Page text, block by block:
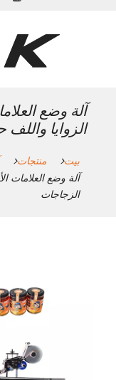
آلة وضع
الزوايا
بيت منتجات
آلة وضع العلامات
الزجاجات